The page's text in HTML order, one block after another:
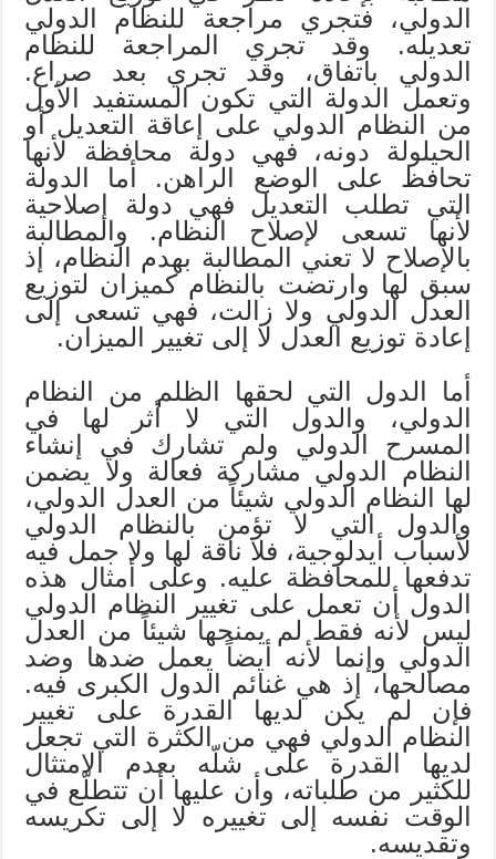
الدولي، فتجري مراجعة للنظام الدولي
تعديله. وقد تجري المراجعة للنظام
الدولي باتفاق، وقد تجري بعد صراع.
وتعمل الدولة التي تكون المستفيد الأول
من النظام الدولي على إعاقة التعديل أو
الحيلولة دونه، فهي دولة محافظة لأنها
تحافظ على الوضع الراهن. أما الدولة
التي تطلب التعديل فهي دولة إصلاحية
لأنها تسعى لإصلاح النظام. والمطالبة
بالإصلاح لا تعني المطالبة بهدم النظام، إذ
سبق لها وارتضت بالنظام كميزان لتوزيع
العدل الدولي ولا زالت، فهي تسعى إلى
إعادة توزيع العدل لا إلى تغيير الميزان.
أما الدول التي لحقها الظلم من النظام
الدولي، والدول التي لا أثر لها في
المسرح الدولي ولم تشارك في إنشاء
النظام الدولي مشاركة فعالة ولا يضمن
لها النظام الدولي شيئاً من العدل الدولي،
والدول التي لا تؤمن بالنظام الدولي
لأسباب أيدلوجية، فلا ناقة لها ولا جمل فيه
تدفعها للمحافظة عليه. وعلى أمثال هذه
الدول أن تعمل على تغيير النظام الدولي
ليس لأنه فقط لم يمنحها شيئاً من العدل
الدولي وإنما لأنه أيضاً يعمل ضدها وضد
مصالحها، إذ هي غنائم الدول الكبرى فيه.
فإن لم يكن لديها القدرة على تغيير
النظام الدولي فهي من الكثرة التي تجعل
لديها القدرة على شلّه بعدم الامتثال
للكثير من طلباته، وأن عليها أن تتطلّع في
الوقت نفسه إلى تغييره لا إلى تكريسه
وتقديسه.